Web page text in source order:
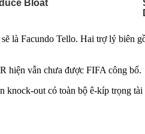
là Facundo Tello. Hai trợ lý biên
hiện vẫn chưa được FIFA công bố.
out có toàn bộ ê-kíp trọng tài